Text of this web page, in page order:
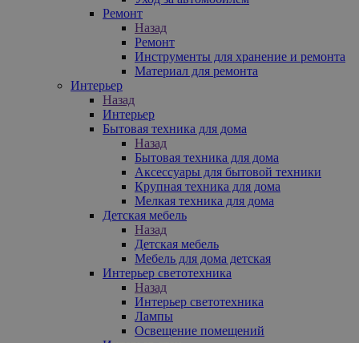
Ремонт
Назад
Ремонт
Инструменты для хранение и ремонта
Материал для ремонта
Интерьер
Назад
Интерьер
Бытовая техника для дома
Назад
Бытовая техника для дома
Аксессуары для бытовой техники
Крупная техника для дома
Мелкая техника для дома
Детская мебель
Назад
Детская мебель
Мебель для дома детская
Интерьер светотехника
Назад
Интерьер светотехника
Лампы
Освещение помещений